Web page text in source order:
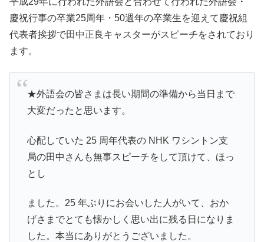
慶祝行事の卒業25周年・50週年の卒業生を迎えて慶祝組
代表者挨拶で田中正良キャスターがスピーチをされており
ます。
★外語会の皆さまは長い期間の準備から当日まで
大変だったと思います。
心配していた 25 周年代表の NHK ワシントン支
局の田中さんも無事スピーチをして頂けて、ほっ
とし
ました。25 年ぶりにお会いした人がいて、おか
げさまでとても懐かしく思い出に残る日になりま
した。本当にありがとうございました。